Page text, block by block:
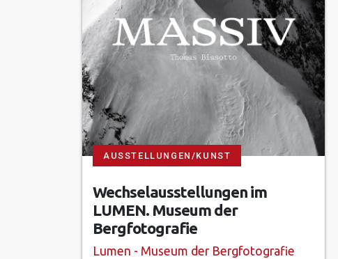
AUSSTELLUNGEN/KUNST
Wechselausstellungen im
LUMEN. Museum der
Bergfotografie
Lumen - Museum der Bergfotografie